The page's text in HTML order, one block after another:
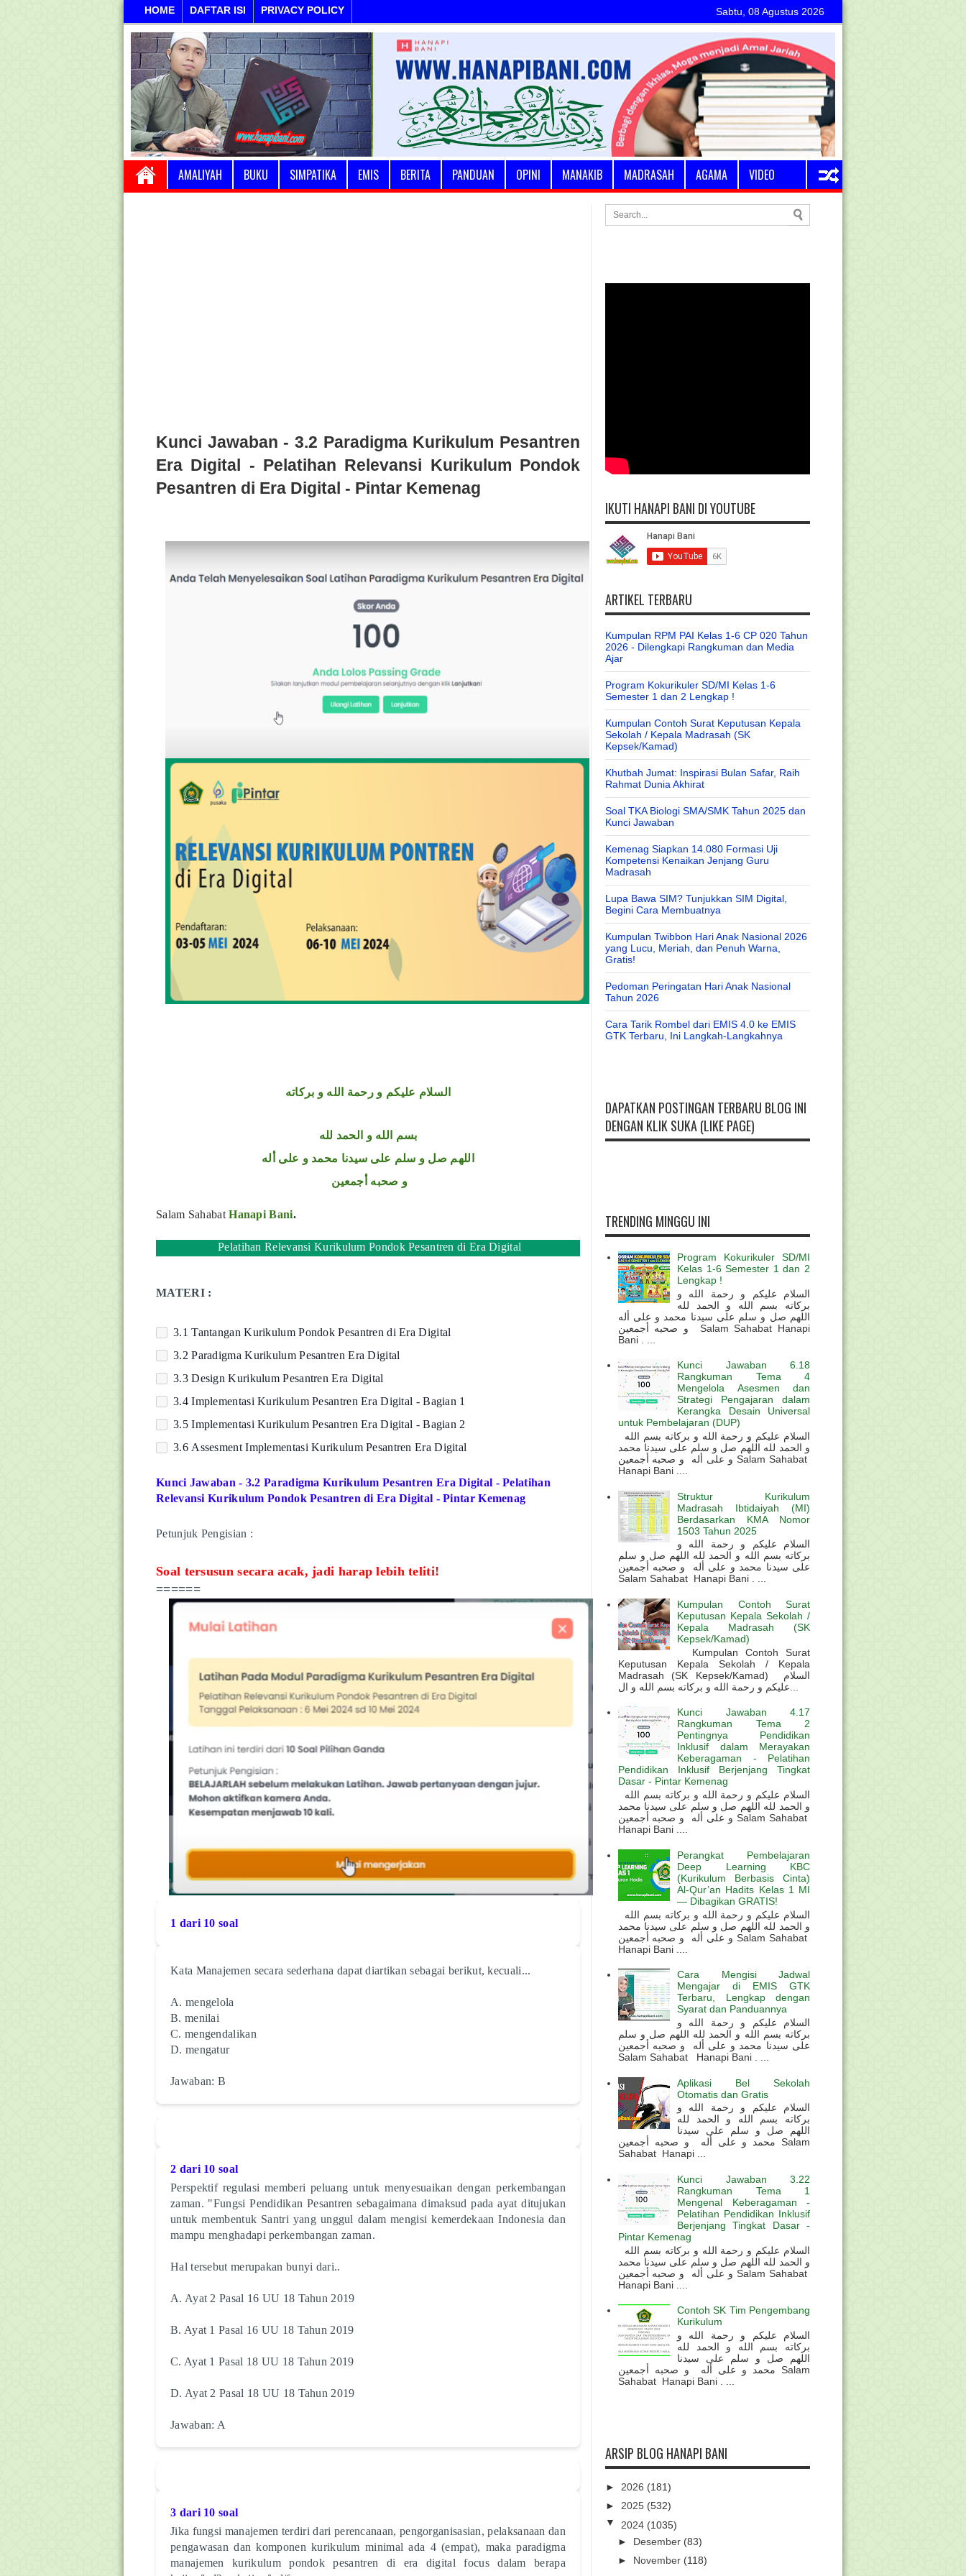
HOME DAFTAR ISI PRIVACY POLICY Sabtu, 08 Agustus 2026
AMALIYAH BUKU SIMPATIKA EMIS BERITA PANDUAN OPINI MANAKIB MADRASAH AGAMA VIDEO
Kunci Jawaban - 3.2 Paradigma Kurikulum Pesantren
Era Digital - Pelatihan Relevansi Kurikulum Pondok
Pesantren di Era Digital - Pintar Kemenag
السلام عليكم و رحمة الله و بركاته
بسم الله و الحمد لله
اللهم صل و سلم على سيدنا محمد و على أله
و صحبه أجمعين
Salam SahabatHanapi Bani.
Pelatihan Relevansi Kurikulum Pondok Pesantren di Era Digital
MATERI :
3.1 Tantangan Kurikulum Pondok Pesantren di Era Digital
3.2 Paradigma Kurikulum Pesantren Era Digital
3.3 Design Kurikulum Pesantren Era Digital
3.4 Implementasi Kurikulum Pesantren Era Digital - Bagian 1
3.5 Implementasi Kurikulum Pesantren Era Digital - Bagian 2
3.6 Assesment Implementasi Kurikulum Pesantren Era Digital
Kunci Jawaban - 3.2 Paradigma Kurikulum Pesantren Era Digital - Pelatihan
Relevansi Kurikulum Pondok Pesantren di Era Digital - Pintar Kemenag
Petunjuk Pengisian :
Soal tersusun secara acak, jadi harap lebih teliti!
======
1 dari 10 soal
Kata Manajemen secara sederhana dapat diartikan sebagai berikut, kecuali...
A. mengelola
B. menilai
C. mengendalikan
D. mengatur
Jawaban: B
2 dari 10 soal
Perspektif regulasi memberi peluang untuk menyesuaikan dengan perkembangan
zaman. "Fungsi Pendidikan Pesantren sebagaimana dimaksud pada ayat ditujukan
untuk membentuk Santri yang unggul dalam mengisi kemerdekaan Indonesia dan
mampu menghadapi perkembangan zaman.
Hal tersebut merupakan bunyi dari..
A. Ayat 2 Pasal 16 UU 18 Tahun 2019
B. Ayat 1 Pasal 16 UU 18 Tahun 2019
C. Ayat 1 Pasal 18 UU 18 Tahun 2019
D. Ayat 2 Pasal 18 UU 18 Tahun 2019
Jawaban: A
3 dari 10 soal
Jika fungsi manajemen terdiri dari perencanaan, pengorganisasian, pelaksanaan dan
pengawasan dan komponen kurikulum minimal ada 4 (empat), maka paradigma
manajemen kurikulum pondok pesantren di era digital focus dalam berapa
IKUTI HANAPI BANI DI YOUTUBE
ARTIKEL TERBARU
Kumpulan RPM PAI Kelas 1-6 CP 020 Tahun
2026 - Dilengkapi Rangkuman dan Media
Ajar
Program Kokurikuler SD/MI Kelas 1-6
Semester 1 dan 2 Lengkap !
Kumpulan Contoh Surat Keputusan Kepala
Sekolah / Kepala Madrasah (SK
Kepsek/Kamad)
Khutbah Jumat: Inspirasi Bulan Safar, Raih
Rahmat Dunia Akhirat
Soal TKA Biologi SMA/SMK Tahun 2025 dan
Kunci Jawaban
Kemenag Siapkan 14.080 Formasi Uji
Kompetensi Kenaikan Jenjang Guru
Madrasah
Lupa Bawa SIM? Tunjukkan SIM Digital,
Begini Cara Membuatnya
Kumpulan Twibbon Hari Anak Nasional 2026
yang Lucu, Meriah, dan Penuh Warna,
Gratis!
Pedoman Peringatan Hari Anak Nasional
Tahun 2026
Cara Tarik Rombel dari EMIS 4.0 ke EMIS
GTK Terbaru, Ini Langkah-Langkahnya
DAPATKAN POSTINGAN TERBARU BLOG INI
DENGAN KLIK SUKA (LIKE PAGE)
TRENDING MINGGU INI
Program Kokurikuler SD/MI
Kelas 1-6 Semester 1 dan 2
Lengkap !
السلام عليكم و رحمة الله و
بركاته بسم الله و الحمد لله
اللهم صل و سلم على سيدنا محمد و على أله
و صحبه أجمعين Salam Sahabat Hanapi
Bani . ...
Kunci Jawaban 6.18
Rangkuman Tema 4
Mengelola Asesmen dan
Strategi Pengajaran dalam
Kerangka Desain Universal
untuk Pembelajaran (DUP)
و الحمد لله اللهم صل و سلم على سيدنا محمد
و على أله و صحبه أجمعين Salam Sahabat
Hanapi Bani ....
Struktur Kurikulum
Madrasah Ibtidaiyah (MI)
Berdasarkan KMA Nomor
1503 Tahun 2025
السلام عليكم و رحمة الله و
بركاته بسم الله و الحمد لله اللهم صل و سلم
على سيدنا محمد و على أله و صحبه أجمعين
Salam Sahabat Hanapi Bani . ...
Kumpulan Contoh Surat
Keputusan Kepala Sekolah /
Kepala Madrasah (SK
Kepsek/Kamad)
Kumpulan Contoh Surat
Keputusan Kepala Sekolah / Kepala
Madrasah (SK Kepsek/Kamad) السلام
Kunci Jawaban 4.17
Rangkuman Tema 2
Pentingnya Pendidikan
Inklusif dalam Merayakan
Keberagaman - Pelatihan
Pendidikan Inklusif Berjenjang Tingkat
Dasar - Pintar Kemenag
و الحمد لله اللهم صل و سلم على سيدنا محمد
و على أله و صحبه أجمعين Salam Sahabat
Hanapi Bani ....
Perangkat Pembelajaran
Deep Learning KBC
(Kurikulum Berbasis Cinta)
Al-Qur’an Hadits Kelas 1 MI
— Dibagikan GRATIS!
و الحمد لله اللهم صل و سلم على سيدنا محمد
و على أله و صحبه أجمعين Salam Sahabat
Hanapi Bani ....
Cara Mengisi Jadwal
Mengajar di EMIS GTK
Terbaru, Lengkap dengan
Syarat dan Panduannya
السلام عليكم و رحمة الله و
بركاته بسم الله و الحمد لله اللهم صل و سلم
على سيدنا محمد و على أله و صحبه أجمعين
Salam Sahabat Hanapi Bani . ...
Aplikasi Bel Sekolah
Otomatis dan Gratis
السلام عليكم و رحمة الله و
بركاته بسم الله و الحمد لله
اللهم صل و سلم على سيدنا
محمد و على أله و صحبه أجمعين Salam
Sahabat Hanapi ...
Kunci Jawaban 3.22
Rangkuman Tema 1
Mengenal Keberagaman -
Pelatihan Pendidikan Inklusif
Berjenjang Tingkat Dasar -
Pintar Kemenag
و الحمد لله اللهم صل و سلم على سيدنا محمد
و على أله و صحبه أجمعين Salam Sahabat
Hanapi Bani ....
Contoh SK Tim Pengembang
Kurikulum
السلام عليكم و رحمة الله و
بركاته بسم الله و الحمد لله
اللهم صل و سلم على سيدنا
محمد و على أله و صحبه أجمعين Salam
Sahabat Hanapi Bani . ...
ARSIP BLOG HANAPI BANI
► 2026 (181)
► 2025 (532)
▼ 2024 (1035)
► Desember (83)
► November (118)